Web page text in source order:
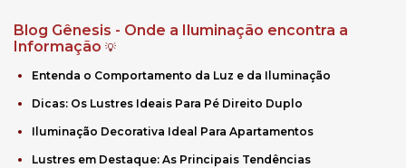
Blog Gênesis - Onde a Iluminação encontra a
Informação 💡
Entenda o Comportamento da Luz e da Iluminação
Dicas: Os Lustres Ideais Para Pé Direito Duplo
Iluminação Decorativa Ideal Para Apartamentos
Lustres em Destaque: As Principais Tendências